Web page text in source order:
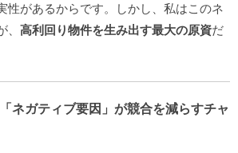
性があるからです。しかし、私はこのネ
高利回り物件を生み出す最大の原資だ
ネガティブ要因」が競合を減らすチャ